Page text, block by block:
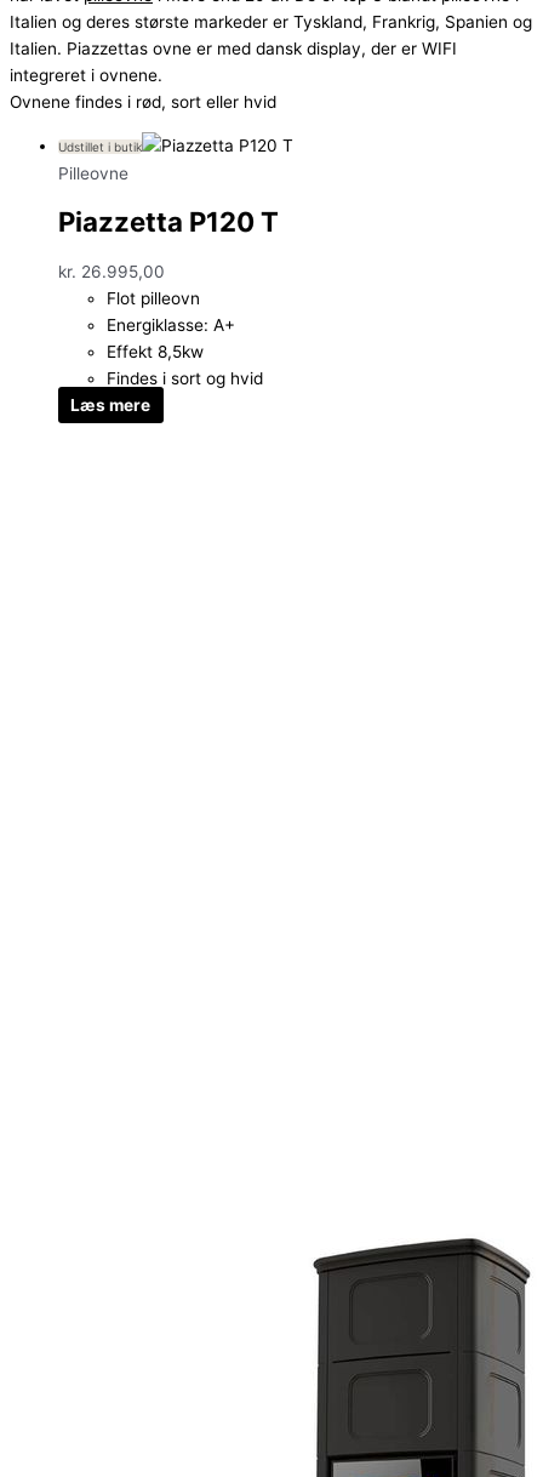
Italien og deres største markeder er Tyskland, Frankrig, Spanien og
Italien. Piazzettas ovne er med dansk display, der er WIFI
integreret i ovnene.
Ovnene findes i rød, sort eller hvid
Udstillet i butik
Pilleovne
Piazzetta P120 T
kr. 26.995,00
Flot pilleovn
Energiklasse: A+
Effekt 8,5kw
Findes i sort og hvid
Læs mere